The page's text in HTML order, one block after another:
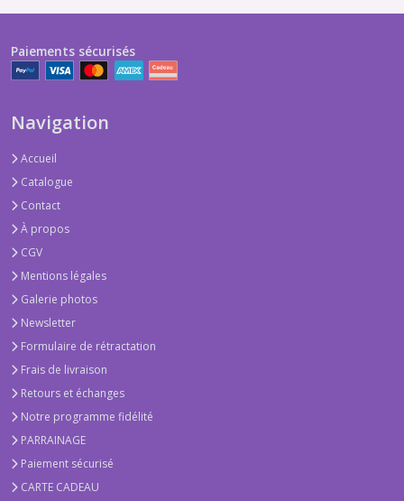
Paiements sécurisés
Navigation
Accueil
Catalogue
Contact
À propos
CGV
Mentions légales
Galerie photos
Newsletter
Formulaire de rétractation
Frais de livraison
Retours et échanges
Notre programme fidélité
PARRAINAGE
Paiement sécurisé
CARTE CADEAU